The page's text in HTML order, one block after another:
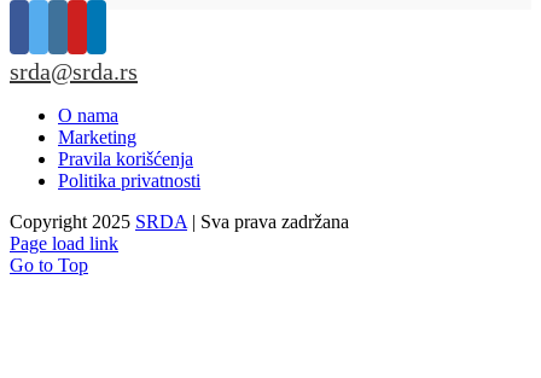
srda@srda.rs
O nama
Marketing
Pravila korišćenja
Politika privatnosti
Copyright 2025 SRDA | Sva prava zadržana
Page load link
Go to Top